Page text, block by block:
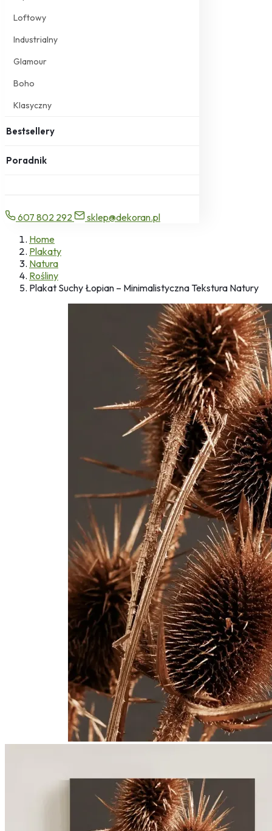
Loftowy
Industrialny
Glamour
Boho
Klasyczny
Bestsellery
Poradnik
607 802 292
sklep@dekoran.pl
Home
Plakaty
Natura
Rośliny
Plakat Suchy Łopian – Minimalistyczna Tekstura Natury